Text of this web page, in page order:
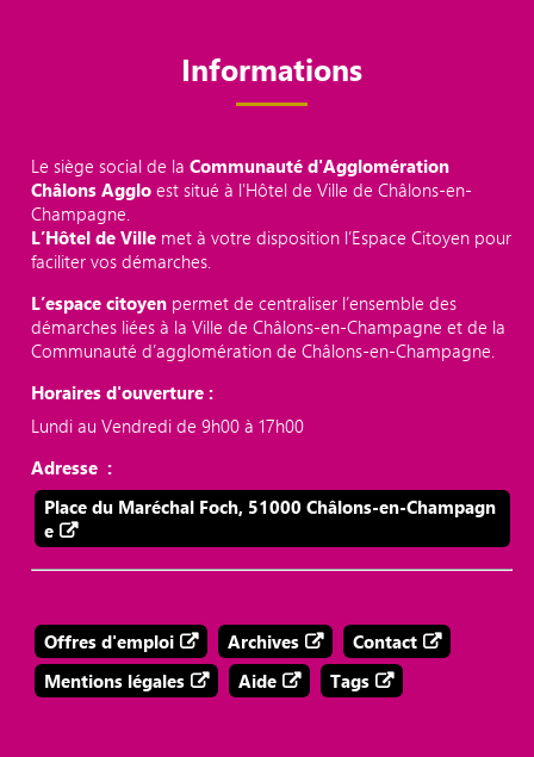
Informations
Le siège social de laCommunauté d'Agglomération
Châlons Aggloest situé à l'Hôtel de Ville de Châlons-en-
Champagne.
L’Hôtel de Ville met à votre disposition l’Espace Citoyen pour
faciliter vos démarches.
L’espace citoyen permet de centraliser l’ensemble des
démarches liées à la Ville de Châlons-en-Champagne et de la
Communauté d’agglomération de Châlons-en-Champagne.
Horaires d'ouverture :
Lundi au Vendredi de 9h00 à 17h00
Adresse :
Place du Maréchal Foch, 51000 Châlons-en-Champagn
e
Offres d'emploi Archives
Contact
Mentions légales
Aide Tags